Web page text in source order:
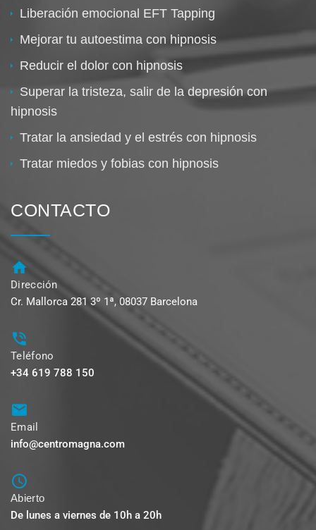
Liberación emocional EFT Tapping
Mejorar tu autoestima con hipnosis
Reducir el dolor con hipnosis
Superar la tristeza, salir de la depresión con
hipnosis
Tratar la ansiedad y el estrés con hipnosis
Tratar miedos y fobias con hipnosis
CONTACTO
Dirección
Cr. Mallorca 281 3º 1ª, 08037 Barcelona
Teléfono
+34 619 788 150
Email
info@centromagna.com
Abierto
De lunes a viernes de 10h a 20h